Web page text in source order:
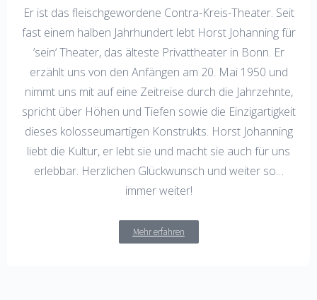
Er ist das fleischgewordene Contra-Kreis-Theater. Seit
fast einem halben Jahrhundert lebt Horst Johanning für
’sein‘ Theater, das älteste Privattheater in Bonn. Er
erzählt uns von den Anfängen am 20. Mai 1950 und
nimmt uns mit auf eine Zeitreise durch die Jahrzehnte,
spricht über Höhen und Tiefen sowie die Einzigartigkeit
dieses kolosseumartigen Konstrukts. Horst Johanning
liebt die Kultur, er lebt sie und macht sie auch für uns
erlebbar. Herzlichen Glückwunsch und weiter so…
immer weiter!
Mehr erfahren